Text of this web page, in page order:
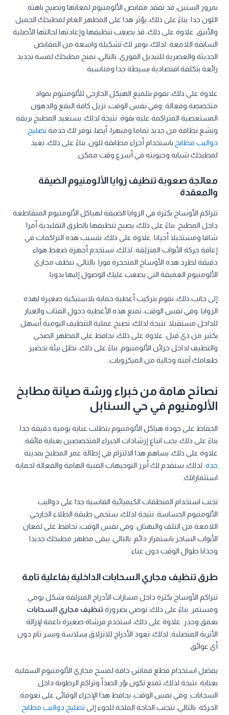
بمرور السنين، قد تفقد مقابض الألومنيوم لمعانها وتصبح باهتة
اللون جدا. بناءً على ذلك، يؤثر هذا على المظهر العام لمطبخك الجميل
والأنيق. علاوة على ذلك، قد يصعب تنظيفها وإعادتها لحالتها الأصلية
السابقة اللامعة. لذلك، نوفر لك تشكيلة واسعة من المقابض
الحديثة والعصرية للتبديل الفوري. بالتالي، نمنح مطبخك لمسة تجديد
رائعة بتكلفة اقتصادية بسيطة جدا ومناسبة.
علاوة على ذلك، نقوم بتلميع الهيكل الخارجي للألومنيوم بمواد
متخصصة وفعالة. وفي نفس الوقت، نزيل كافة البقع والدهون
المستعصية المتراكمة عليه بقوة. نتيجة لذلك، يستعيد المطبخ بريقه
ويشع نظافة من جديد تماما ومبهرا. أيضا، نوفر لك خدمة تصليح
دواليب مطابخ باستخدام أجزاء مطابقة للون. بناءً على ذلك، نعيد
لمطبخك شبابه وحيويته في أسرع وقت ممكن.
معالجة صعوبة تنظيف زوايا الألومنيوم الضيقة
والمعقدة
تتراكم الأوساخ بكثرة في الزوايا الضيقة لهياكل الألومنيوم المتقاطعة
داخل المطبخ. بناءً على ذلك، يصبح تنظيفها بالطرق التقليدية أمرا
شاقا ومستحيلا أحيانا. علاوة على ذلك، تتسبب هذه التراكمات في
إعاقة حركة الأبواب المنزلقة. لذلك، نستخدم أجهزة ضغط هواء
دقيقة لطرد هذه الأوساخ المتحجرة فورا. بالتالي، ننظف مجاري
الألومنيوم العميقة التي يصعب عليك الوصول إليها يدويا.
إلى جانب ذلك، نقوم بتركيب أغطية حماية بلاستيكية صغيرة لهذه
الزوايا. وفي نفس الوقت، تمنع هذه الأغطية دخول الفتات والغبار
للداخل مستقبلا. نتيجة لذلك، تصبح عملية التنظيف اليومية أسهل
بكثير من ذي قبل. علاوة على ذلك، نحافظ على المظهر الصحي
والنظيف لداخل خزائن الألومنيوم. بناءً على ذلك، تظل بيئة تحضير
طعامك آمنة وخالية من الميكروبات.
نصائح هامة من خبراء ورشة صيانة مطابخ
الألومنيوم في حي السنابل
الحفاظ على جودة هياكل الألومنيوم يتطلب عناية يومية دقيقة جدا.
بناءً على ذلك، يجب اتباع إرشادات الخبراء المتخصصين بعناية فائقة.
علاوة على ذلك، يساهم هذا الالتزام في إطالة عمر المطبخ بمدينة
جدة . لذلك، سنقدم لك أبرز التوجيهات الفنية الهامة والفعالة لحماية
استثماراتك.
تجنب استخدام المنظفات الكيميائية القاسية جدا على دواليب
الألومنيوم الحساسة. نتيجة لذلك، ستحمي طبقة الطلاء الخارجي
اللامعة من التلف والبهتان. وفي نفس الوقت، تحافظ على لمعان
الأبواب الساحر باستمرار دائم. بالتالي، يبقى مظهر مطبخك جديدا
وجذابا طوال الوقت دون عناء.
طرق تنظيف مجاري السحابات الداخلية بفاعلية تامة
تتراكم الأوساخ بكثرة داخل مسارات الأدراج المنزلقة بشكل يومي
ومستمر. بناءً على ذلك، نوصي بضرورة تنظيف مجاري السحابات
بعمق وحذر. علاوة على ذلك، استخدم فرشاة صغيرة ناعمة لإزالة
الأتربة المتصلبة. لذلك، تعود الأدراج للانزلاق بسلاسة ويسر تام دون
أي عوائق.
يفضل استخدام قطع قماش جافة لمسح مجاري الألومنيوم السفلية
بعناية. نتيجة لذلك، تمنع تكون بؤر الصدأ وتراكم الرطوبة داخل
السحابات. وفي نفس الوقت، يحافظ هذا الإجراء الوقائي على نعومة
الحركة. بالتالي، تتجنب الحاجة الملحة للجوء إلى تصليح دواليب مطابخ